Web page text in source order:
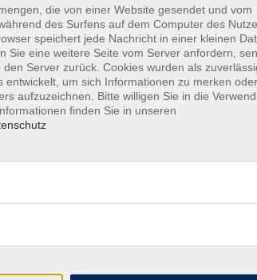
im Therapiewesen -
Fachkraft zur Führungskraft
7– Rechtliche Kompetenz für Führungskräfte
im Therapiewesen -
Fachkraft zur Führungskraft
die von einer Website gesendet und vom
des Surfens auf dem Computer des
speichert jede Nachricht in einer kleinen
Sie eine weitere Seite vom Server anfordern,
Server zurück. Cookies wurden als
entwickelt, um sich Informationen zu merken
aufzuzeichnen. Bitte willigen Sie in die
finden Sie in unseren